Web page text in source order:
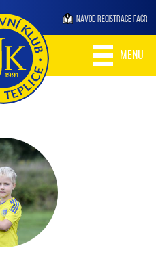
NÁVOD REGISTRACE FAČR
MENU